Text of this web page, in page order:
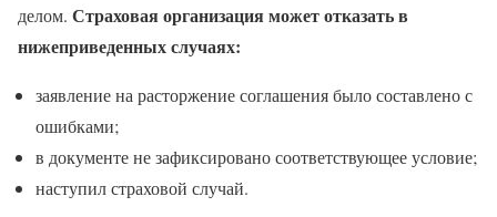
делом. Страховая организация может отказать в
нижеприведенных случаях:
заявление на расторжение соглашения было составлено с
ошибками;
в документе не зафиксировано соответствующее условие;
наступил страховой случай.